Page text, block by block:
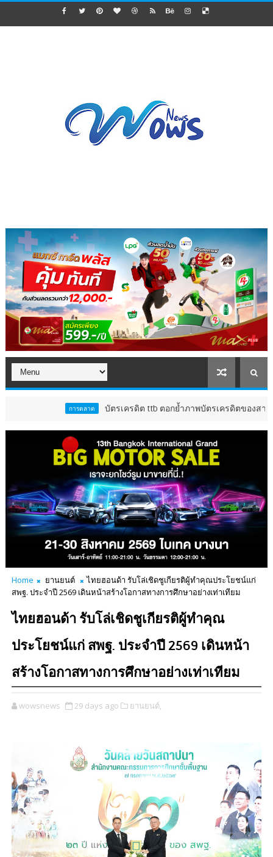
บัตรเครดิต ttb ตอกย้ำภาพบัตรเครดิตของสายกินตัวจริ
Home ยานยนต์
ไทยฮอนด้า รับโล่เชิดชูเกียรติผู้ทำคุณประโยชน์แก่
สพฐ. ประจำปี 2569 เดินหน้าสร้างโอกาสทางการศึกษาอย่างเท่าเทียม
ไทยฮอนด้า รับโล่เชิดชูเกียรติผู้ทำคุณ
ประโยชน์แก่ สพฐ. ประจำปี 2569 เดินหน้า
สร้างโอกาสทางการศึกษาอย่างเท่าเทียม
wowsnews 29 days ago ยานยนต์,